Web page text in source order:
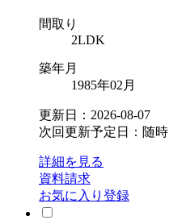
間取り
2LDK
築年月
1985年02月
更新日：2026-08-07
次回更新予定日：随時
詳細を見る
資料請求
お気に入り登録